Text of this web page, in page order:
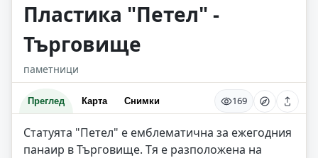
Пластика "Петел" -
Търговище
паметници
Преглед Карта Снимки 169
Статуята "Петел" е емблематична за ежегодния
панаир в Търговище. Тя е разположена на